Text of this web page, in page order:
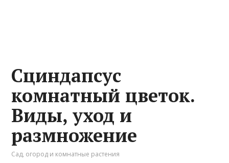
Сциндапсус
комнатный цветок.
Виды, уход и
размножение
Сад, огород и комнатные растения